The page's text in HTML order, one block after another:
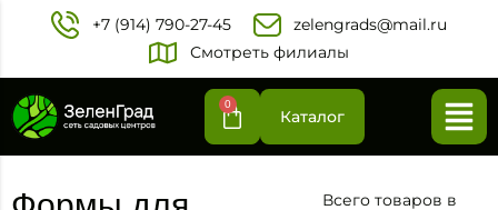
+7 (914) 790-27-45‬
zelengrads@mail.ru
Смотреть филиалы
0
Каталог
Всего товаров в